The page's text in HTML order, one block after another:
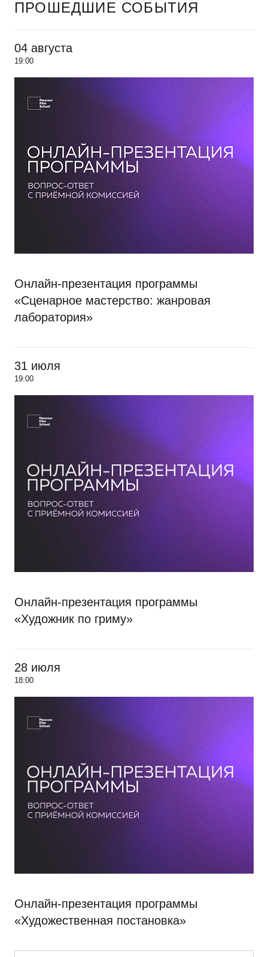
ПРОШЕДШИЕ СОБЫТИЯ
04 августа
19:00
Онлайн-презентация программы
«Сценарное мастерство: жанровая
лаборатория»
31 июля
19:00
Онлайн-презентация программы
«Художник по гриму»
28 июля
18:00
Онлайн-презентация программы
«Художественная постановка»